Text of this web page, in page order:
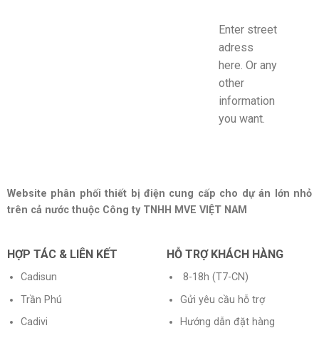
Enter street
adress
here. Or any
other
information
you want.
Website phân phối thiết bị điện cung cấp cho dự án lớn nhỏ
trên cả nước thuộc Công ty TNHH MVE VIỆT NAM
HỖ TRỢ KHÁCH HÀNG
8-18h (T7-CN)
Gửi yêu cầu hỗ trợ
Hướng dẫn đặt hàng
HỢP TÁC & LIÊN KẾT
Cadisun
Trần Phú
Cadivi